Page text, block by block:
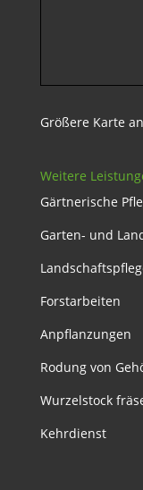
Größere Karte
Weitere
Gärtnerische
Garten- und
Forstarbeiten
Anpflanzungen
Rodung von
Wurzelstock
Kehrdienst